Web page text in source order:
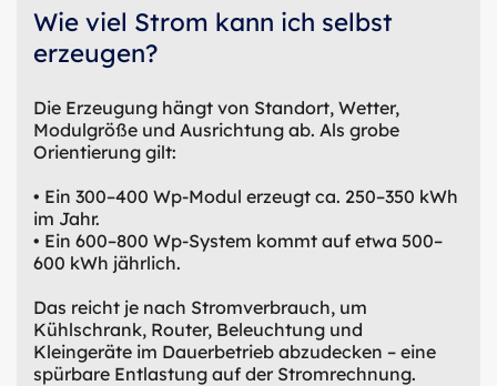
Wie viel Strom kann ich selbst
erzeugen?
Die Erzeugung hängt von Standort, Wetter,
Modulgröße und Ausrichtung ab. Als grobe
Orientierung gilt:
• Ein 300–400 Wp-Modul erzeugt ca. 250–350 kWh
im Jahr.
• Ein 600–800 Wp-System kommt auf etwa 500–
600 kWh jährlich.
Das reicht je nach Stromverbrauch, um
Kühlschrank, Router, Beleuchtung und
Kleingeräte im Dauerbetrieb abzudecken – eine
spürbare Entlastung auf der Stromrechnung.